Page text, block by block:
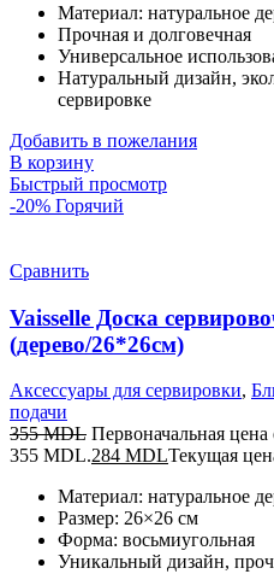
Материал: натуральное
Прочная и долговечная
Универсальное
Натуральный дизайн,
сервировке
Добавить в пожелания
В корзину
Быстрый просмотр
-20% Горячий
Сравнить
Vaisselle Доска
(дерево/26*26см)
Аксессуары для сервировки,
подачи
355MDL Первоначальная цена
355 MDL.284 MDLТекущая
Материал: натуральное
Размер: 26×26 см
Форма: восьмиугольная
Уникальный дизайн,